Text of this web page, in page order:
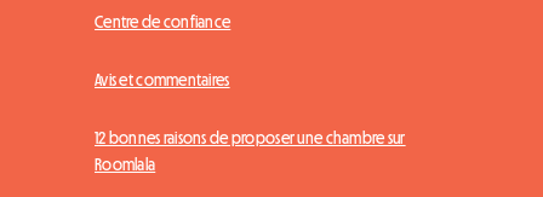
Centre de confiance
Avis et commentaires
12 bonnes raisons de proposer une chambre sur
Roomlala